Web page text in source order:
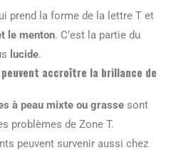
prend la forme de la lettre T et
le menton. C’est la partie du
lucide.
accroître la brillance de
à peau mixte ou grasse sont
problèmes de Zone T.
peuvent survenir aussi chez